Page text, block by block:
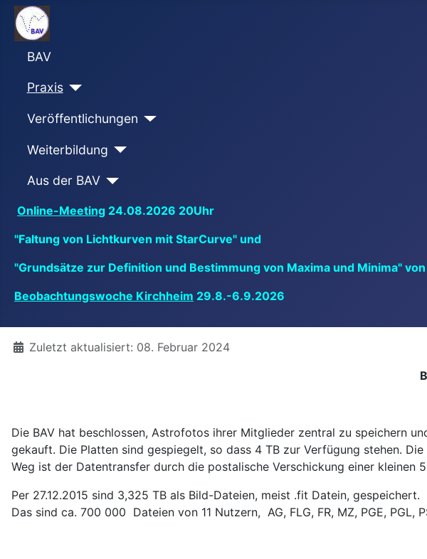
BAV
Praxis
Veröffentlichungen
Weiterbildung
Aus der BAV
Online-Meeting 24.08.2026 20Uhr
"Faltung von Lichtkurven mit StarCurve" und
"Grundsätze zur Definition und Bestimmung von Maxima und Minima"
Beobachtungswoche Kirchheim 29.8.-6.9.2026
DetailsZuletzt aktualisiert: 08. Februar 2024
Die BAV hat beschlossen, Astrofotos ihrer Mitglieder zentral zu speichern
gekauft. Die Platten sind gespiegelt, so dass 4 TB zur Verfügung stehen.
Weg ist der Datentransfer durch die postalische Verschickung einer kleinen
Per 27.12.2015 sind 3,325 TB als Bild-Dateien, meist .fit Datein, gespeichert.
Das sind ca. 700 000 Dateien von 11 Nutzern, AG, FLG, FR, MZ, PGE, PGL,